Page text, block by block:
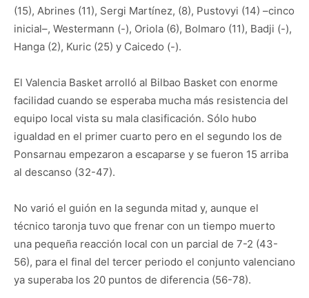
(15), Abrines (11), Sergi Martínez, (8), Pustovyi (14) –cinco
inicial–, Westermann (-), Oriola (6), Bolmaro (11), Badji (-),
Hanga (2), Kuric (25) y Caicedo (-).
El Valencia Basket arrolló al Bilbao Basket con enorme
facilidad cuando se esperaba mucha más resistencia del
equipo local vista su mala clasificación. Sólo hubo
igualdad en el primer cuarto pero en el segundo los de
Ponsarnau empezaron a escaparse y se fueron 15 arriba
al descanso (32-47).
No varió el guión en la segunda mitad y, aunque el
técnico taronja tuvo que frenar con un tiempo muerto
una pequeña reacción local con un parcial de 7-2 (43-
56), para el final del tercer periodo el conjunto valenciano
ya superaba los 20 puntos de diferencia (56-78).